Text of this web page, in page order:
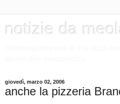
notizie da
giovedì, marzo 02, 2006
anche la pizzeria